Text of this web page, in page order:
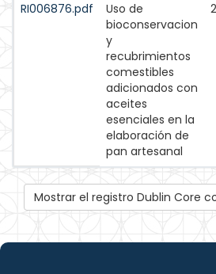
RI006876.pdf
Uso de
bioconservacion
y
recubrimientos
comestibles
adicionados con
aceites
esenciales en la
elaboración de
pan artesanal
Mostrar el registro Dublin Core